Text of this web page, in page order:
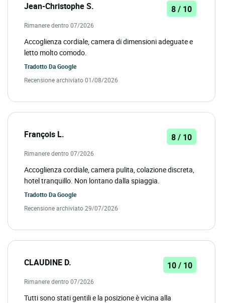
Jean-Christophe S. 8 / 10
Rimanere dentro 07/2026
Accoglienza cordiale, camera di dimensioni adeguate e
letto molto comodo.
Tradotto DaGoogle
Recensione archiviato 01/08/2026
François L. 8 / 10
Rimanere dentro 07/2026
Accoglienza cordiale, camera pulita, colazione discreta,
hotel tranquillo. Non lontano dalla spiaggia.
Tradotto DaGoogle
Recensione archiviato 29/07/2026
CLAUDINE D. 10 / 10
Rimanere dentro 07/2026
Tutti sono stati gentili e la posizione è vicina alla